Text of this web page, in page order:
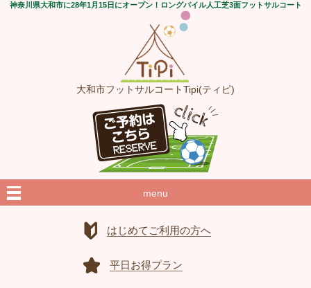
神奈川県大和市に28年1月15日にオープン！ロングパイル人工芝3面フットサルコート
大和市フットサルコートTipi(ティピ)
menu
はじめてご利用の方へ
平日お得プラン